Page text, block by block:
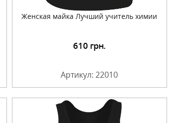
Женская майка Лучший учитель химии
610 грн.
Артикул: 22010